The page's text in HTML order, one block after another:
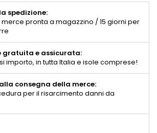
spedizione:
pronta a magazzino / 15 giorni per
gratuita e assicurata:
importo, in tutta Italia e isole comprese!
consegna della merce:
per il risarcimento danni da